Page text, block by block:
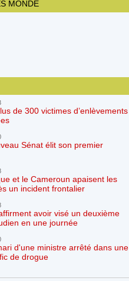
MONDE
de 300 victimes d’enlèvements
Sénat élit son premier
et le Cameroun apaisent les
un incident frontalier
avoir visé un deuxième
en une journée
d'une ministre arrêté dans une
de drogue